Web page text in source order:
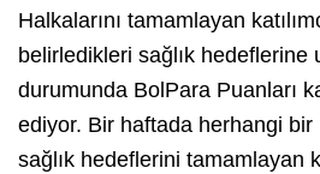
Halkalarını tamamlayan
belirledikleri sağlık hedeflerine
durumunda BolPara Puanları
ediyor. Bir haftada herhangi
sağlık hedeflerini tamamlayan